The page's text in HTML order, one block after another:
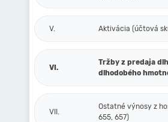
V. Aktivácia (účtová
VI.
Tržby z predaja
dlhodobého
VII.
Ostatné výnosy z
655, 657)